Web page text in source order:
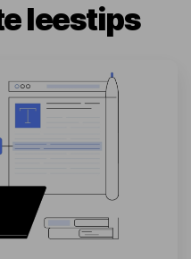
leestips